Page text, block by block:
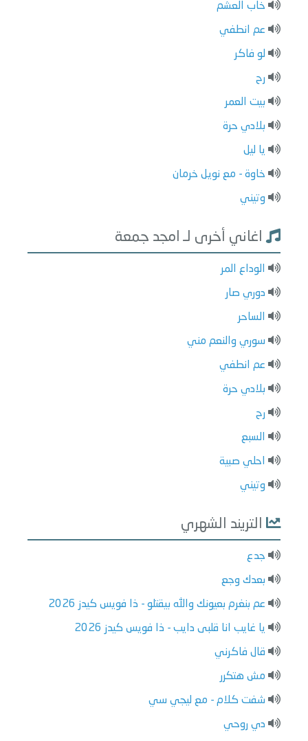
خاب العشم
عم انطفي
لو فاكر
رح
بيت العمر
بلادي حرة
يا ليل
خاوة - مع نويل خرمان
وتيني
اغاني أخرى لـ امجد جمعة
الوداع المر
دوري صار
الساحر
سوري والنعم مني
عم انطفي
بلادي حرة
رح
السبع
احلي صبية
وتيني
التريند الشهري
جدع
بعدك وجع
عم بنغرم بعيونك والله بيقتلو - ذا فويس كيدز 2026
يا غايب انا قلبى دايب - ذا فويس كيدز 2026
قال فاكرني
مش هتكرر
شفت كلام - مع ليجي سي
دي روحي